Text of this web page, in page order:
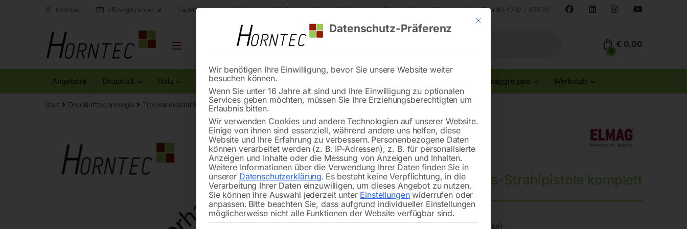
Horntec office@horntec.at Fachberatung aus Kärnten Markenqualität Lieferung nach Österreich und Deutschland +43 4232 / 875 22
0
€ 0,00
Angebote Druckluft Holz Metall Reinigung Stromaggregate Werkstatt
Start Drucklufttechnologie Trockeneisstrahlgeräte Trockeneis-Strahlpistole komplett
🔍
Trockeneis-Strahlpistole komplett
für IBL 3000, inkl. Amphenol-Stecker(ohne Düse)
Mit diesem Button wird der Dialog geschlossen. Seine Funktionalität ist
Datenschutz-Präferenz
Wir benötigen Ihre Einwilligung, bevor Sie unsere Website weiter
besuchen können.
Wenn Sie unter 16 Jahre alt sind und Ihre Einwilligung zu optionalen
Services geben möchten, müssen Sie Ihre Erziehungsberechtigten um
Erlaubnis bitten.
Wir verwenden Cookies und andere Technologien auf unserer Website.
Einige von ihnen sind essenziell, während andere uns helfen, diese
Website und Ihre Erfahrung zu verbessern. Personenbezogene Daten
können verarbeitet werden (z. B. IP-Adressen), z. B. für personalisierte
Anzeigen und Inhalte oder die Messung von Anzeigen und Inhalten.
Weitere Informationen über die Verwendung Ihrer Daten finden Sie in
unserer Datenschutzerklärung. Es besteht keine Verpflichtung, in die
Verarbeitung Ihrer Daten einzuwilligen, um dieses Angebot zu nutzen.
Sie können Ihre Auswahl jederzeit unter Einstellungenwiderrufen oder
anpassen. Bitte beachten Sie, dass aufgrund individueller Einstellungen
möglicherweise nicht alle Funktionen der Website verfügbar sind.